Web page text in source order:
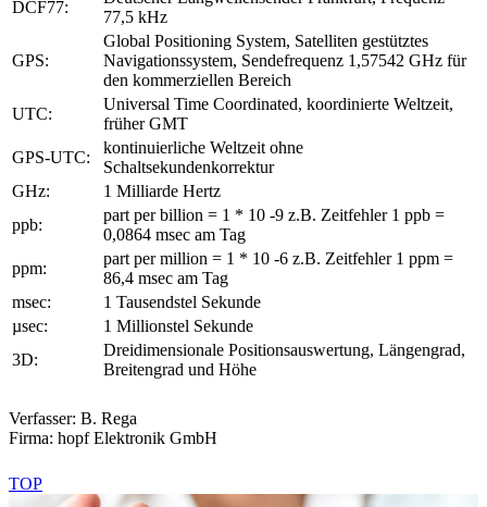
DCF77:
77,5 kHz
GPS:
Global Positioning System, Satelliten gestütztes
Navigationssystem, Sendefrequenz 1,57542 GHz für
den kommerziellen Bereich
UTC:
Universal Time Coordinated, koordinierte Weltzeit,
früher GMT
GPS-UTC:
kontinuierliche Weltzeit ohne
Schaltsekundenkorrektur
GHz:
1 Milliarde Hertz
ppb:
part per billion = 1 * 10 -9 z.B. Zeitfehler 1 ppb =
0,0864 msec am Tag
ppm:
part per million = 1 * 10 -6 z.B. Zeitfehler 1 ppm =
86,4 msec am Tag
msec:
1 Tausendstel Sekunde
µsec:
1 Millionstel Sekunde
3D:
Dreidimensionale Positionsauswertung, Längengrad,
Breitengrad und Höhe
Verfasser: B. Rega
Firma: hopfElektronik GmbH
TOP